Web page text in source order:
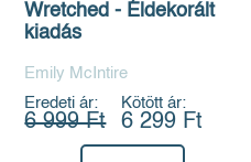
Wretched - Éldekorált
kiadás
Emily McIntire
Eredeti ár:
6 999 Ft
Kötött ár:
6 299 Ft